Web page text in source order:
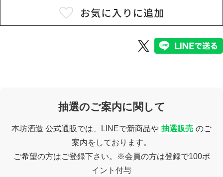
自宅用
ご利用ガイド
お客様の声
プライバシーポリシー
特定商取引法に基づく表示
抽選のご案内に関して
本坊酒造 公式通販では、LINEで新商品や 抽選販売 のご
案内をしております。
ご希望の方はご登録下さい。
※会員の方は登録で100ポ
イント付与